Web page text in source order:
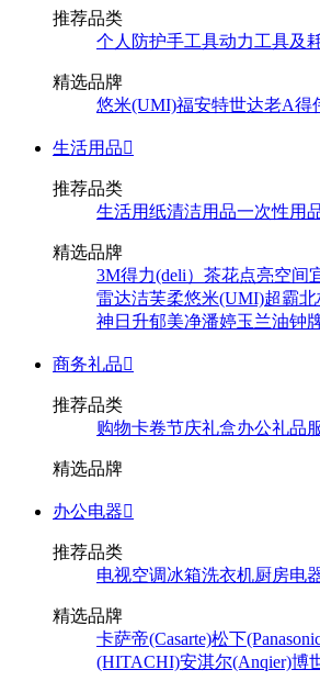
推荐品类
个人防护手工具动力工具及
精选品牌
悠米(UMI)福安特世达老A得
生活用品
推荐品类
生活用纸清洁用品一次性用
精选品牌
3M得力(deli） 茶花点亮空间
雷达洁芙柔悠米(UMI)超霸北
神 日升郁美净潘婷玉兰油钟
商务礼品
推荐品类
购物卡卷节庆礼盒办公礼品
精选品牌
办公电器
推荐品类
电视空调冰箱洗衣机厨房电
精选品牌
卡萨帝(Casarte)松下
(HITACHI)安淇尔(Anqier)博